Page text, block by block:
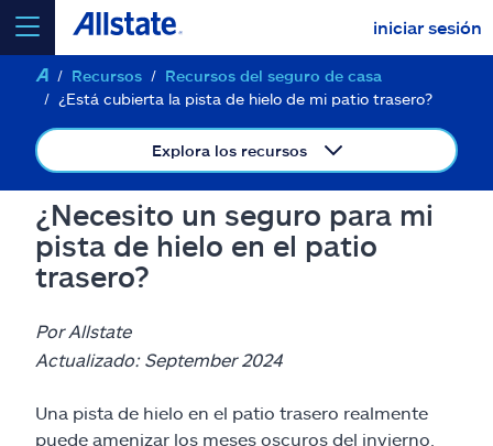
iniciar sesión
seleccionar un producto paracotizar
Select a Product
Seguros y más
Recursos
Recursos
Recursos del seguro de casa
¿Está cubierta la pista de hielo de mi patio trasero?
Explora los recursos
¿Necesito un seguro para mi
pista de hielo en el patio
trasero?
Por Allstate
Actualizado: September 2024
Una pista de hielo en el patio trasero realmente
puede amenizar los meses oscuros del invierno.